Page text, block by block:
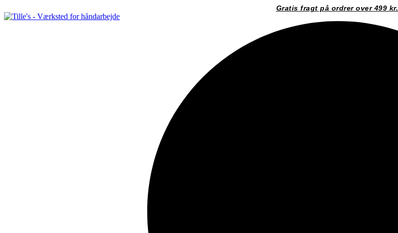
til
Gratis fragt på ordrer over 499 kr.